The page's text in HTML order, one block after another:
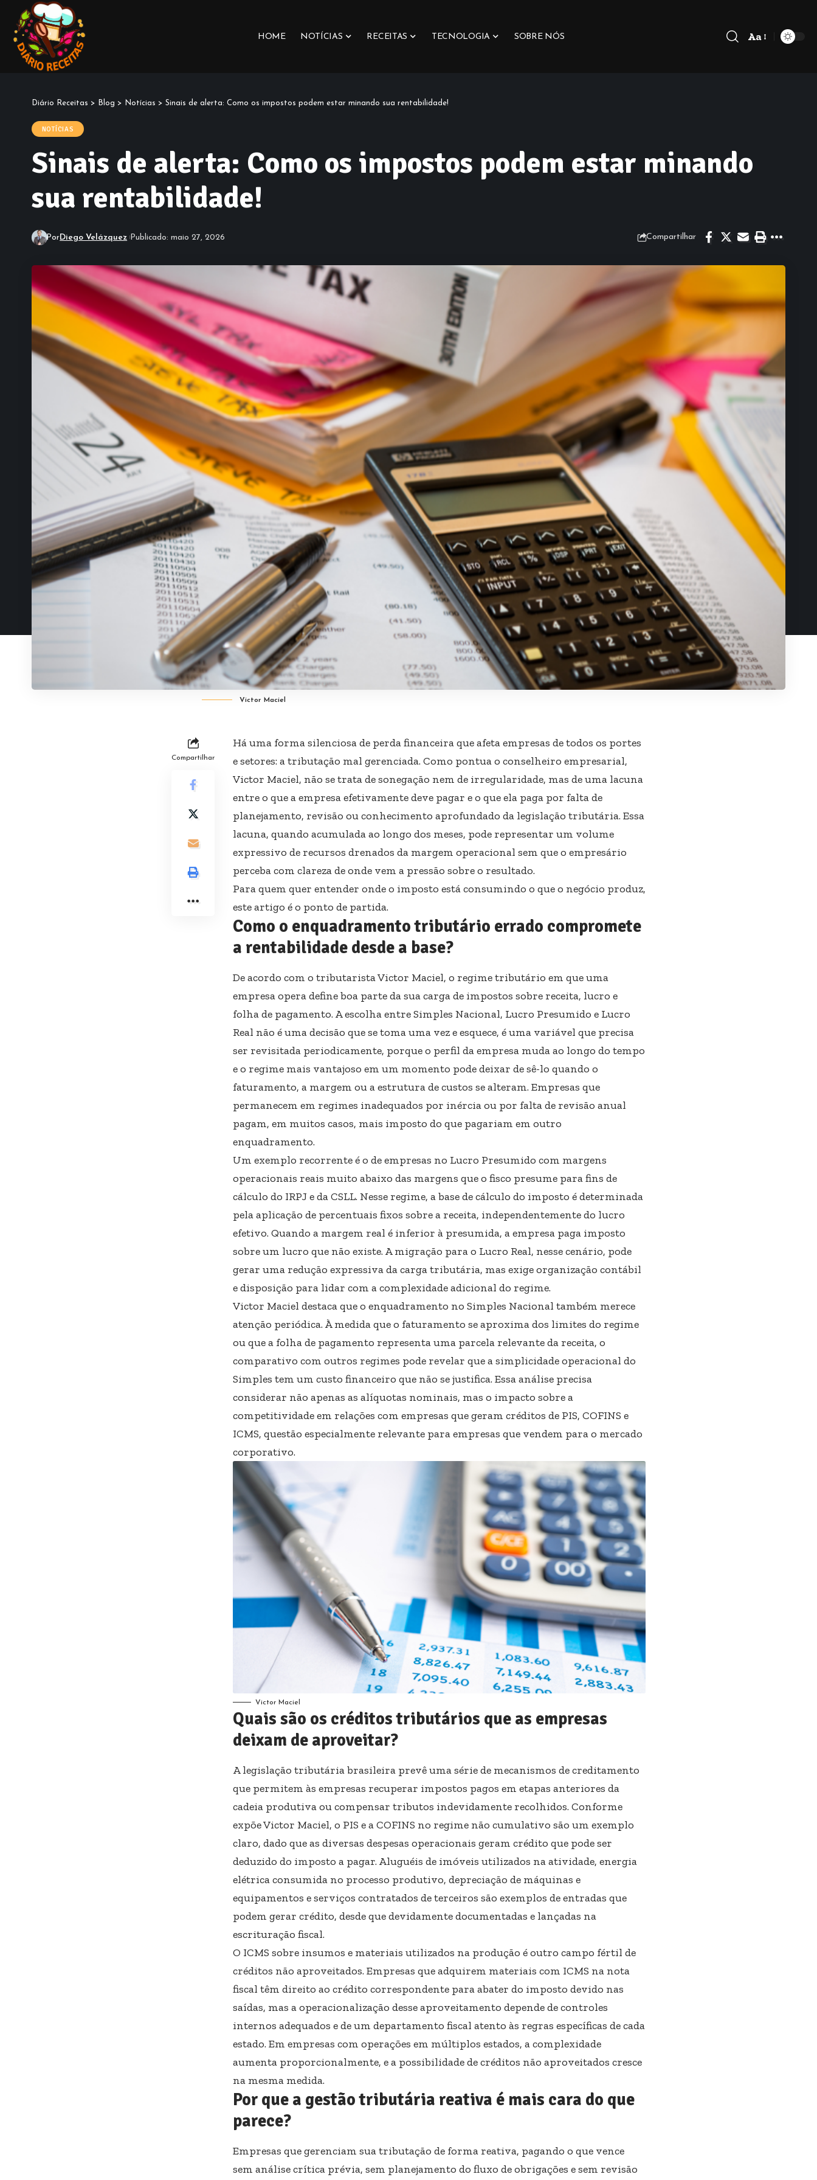
HOME NOTÍCIAS RECEITAS TECNOLOGIA SOBRE NÓS Aa
Diário Receitas > Blog > Notícias > Sinais de alerta: Como os impostos podem estar minando sua rentabilidade!
NOTÍCIAS
Sinais de alerta: Como os impostos podem estar minando
sua rentabilidade!
PorDiego Velázquez Publicado: maio 27, 2026 Compartilhar
Victor Maciel
Compartilhar
Há uma forma silenciosa de perda financeira que afeta empresas de todos os portes
e setores: a tributação mal gerenciada. Como pontua o conselheiro empresarial,
Victor Maciel, não se trata de sonegação nem de irregularidade, mas de uma lacuna
entre o que a empresa efetivamente deve pagar e o que ela paga por falta de
planejamento, revisão ou conhecimento aprofundado da legislação tributária. Essa
lacuna, quando acumulada ao longo dos meses, pode representar um volume
expressivo de recursos drenados da margem operacional sem que o empresário
perceba com clareza de onde vem a pressão sobre o resultado.
Para quem quer entender onde o imposto está consumindo o que o negócio produz,
este artigo é o ponto de partida.
Como o enquadramento tributário errado compromete
a rentabilidade desde a base?
De acordo com o tributarista Victor Maciel, o regime tributário em que uma
empresa opera define boa parte da sua carga de impostos sobre receita, lucro e
folha de pagamento. A escolha entre Simples Nacional, Lucro Presumido e Lucro
Real não é uma decisão que se toma uma vez e esquece, é uma variável que precisa
ser revisitada periodicamente, porque o perfil da empresa muda ao longo do tempo
e o regime mais vantajoso em um momento pode deixar de sê-lo quando o
faturamento, a margem ou a estrutura de custos se alteram. Empresas que
permanecem em regimes inadequados por inércia ou por falta de revisão anual
pagam, em muitos casos, mais imposto do que pagariam em outro
enquadramento.
Um exemplo recorrente é o de empresas no Lucro Presumido com margens
operacionais reais muito abaixo das margens que o fisco presume para fins de
cálculo do IRPJ e da CSLL. Nesse regime, a base de cálculo do imposto é determinada
pela aplicação de percentuais fixos sobre a receita, independentemente do lucro
efetivo. Quando a margem real é inferior à presumida, a empresa paga imposto
sobre um lucro que não existe. A migração para o Lucro Real, nesse cenário, pode
gerar uma redução expressiva da carga tributária, mas exige organização contábil
e disposição para lidar com a complexidade adicional do regime.
Victor Maciel destaca que o enquadramento no Simples Nacional também merece
atenção periódica. À medida que o faturamento se aproxima dos limites do regime
ou que a folha de pagamento representa uma parcela relevante da receita, o
comparativo com outros regimes pode revelar que a simplicidade operacional do
Simples tem um custo financeiro que não se justifica. Essa análise precisa
considerar não apenas as alíquotas nominais, mas o impacto sobre a
competitividade em relações com empresas que geram créditos de PIS, COFINS e
ICMS, questão especialmente relevante para empresas que vendem para o mercado
corporativo.
Victor Maciel
Quais são os créditos tributários que as empresas
deixam de aproveitar?
A legislação tributária brasileira prevê uma série de mecanismos de creditamento
que permitem às empresas recuperar impostos pagos em etapas anteriores da
cadeia produtiva ou compensar tributos indevidamente recolhidos. Conforme
expõe Victor Maciel, o PIS e a COFINS no regime não cumulativo são um exemplo
claro, dado que as diversas despesas operacionais geram crédito que pode ser
deduzido do imposto a pagar. Aluguéis de imóveis utilizados na atividade, energia
elétrica consumida no processo produtivo, depreciação de máquinas e
equipamentos e serviços contratados de terceiros são exemplos de entradas que
podem gerar crédito, desde que devidamente documentadas e lançadas na
escrituração fiscal.
O ICMS sobre insumos e materiais utilizados na produção é outro campo fértil de
créditos não aproveitados. Empresas que adquirem materiais com ICMS na nota
fiscal têm direito ao crédito correspondente para abater do imposto devido nas
saídas, mas a operacionalização desse aproveitamento depende de controles
internos adequados e de um departamento fiscal atento às regras específicas de cada
estado. Em empresas com operações em múltiplos estados, a complexidade
aumenta proporcionalmente, e a possibilidade de créditos não aproveitados cresce
na mesma medida.
Por que a gestão tributária reativa é mais cara do que
parece?
Empresas que gerenciam sua tributação de forma reativa, pagando o que vence
sem análise crítica prévia, sem planejamento do fluxo de obrigações e sem revisão